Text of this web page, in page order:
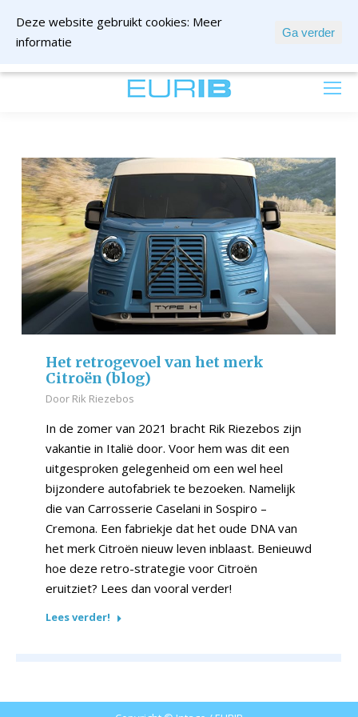
Het retrogevoel van het merk
Citroën (blog)
Door Rik Riezebos
In de zomer van 2021 bracht Rik Riezebos zijn
vakantie in Italië door. Voor hem was dit een
uitgesproken gelegenheid om een wel heel
bijzondere autofabriek te bezoeken. Namelijk
die van Carrosserie Caselani in Sospiro –
Cremona. Een fabriekje dat het oude DNA van
het merk Citroën nieuw leven inblaast. Benieuwd
hoe deze retro-strategie voor Citroën
eruitziet? Lees dan vooral verder!
Lees verder!
Deze website gebruikt cookies: Meer
informatie
Ga verder